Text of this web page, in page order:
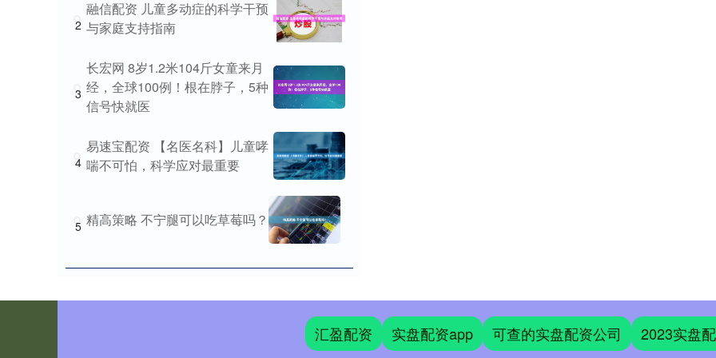
2
融信配资 儿童多动症的科学干预
与家庭支持指南
3
长宏网 8岁1.2米104斤女童来月
经，全球100例！根在脖子，5种
信号快就医
4
易速宝配资 【名医名科】儿童哮
喘不可怕，科学应对最重要
5 精高策略 不宁腿可以吃草莓吗？
汇盈配资 实盘配资app 可查的实盘配资公司 2023实盘